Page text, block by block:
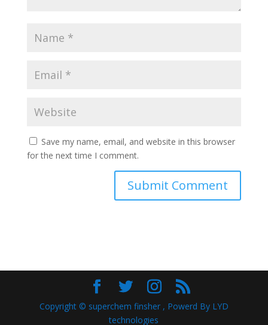
Save my name, email, and website in this browser
for the next time I comment.
Copyright © superchem finsher , Powerd By LYD
technologies